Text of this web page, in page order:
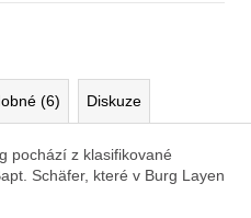
(6) Diskuze
pochází z klasifikované
Schäfer, které v Burg Layen